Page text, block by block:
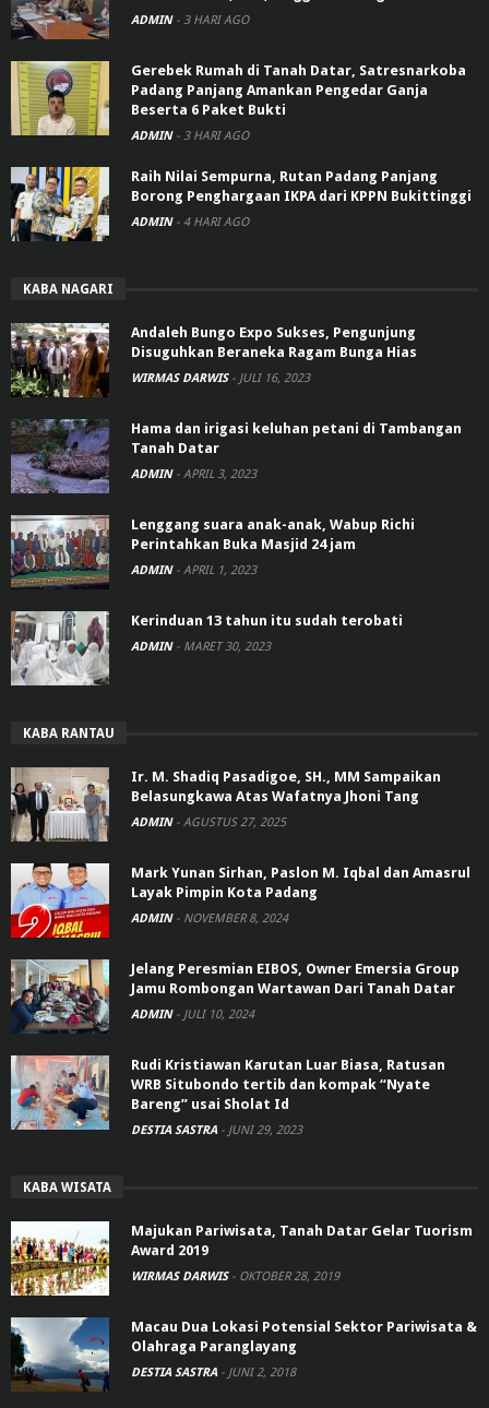
ADMIN - 3 HARI AGO
Gerebek Rumah di Tanah Datar, Satresnarkoba
Padang Panjang Amankan Pengedar Ganja
Beserta 6 Paket Bukti
ADMIN - 3 HARI AGO
Raih Nilai Sempurna, Rutan Padang Panjang
Borong Penghargaan IKPA dari KPPN Bukittinggi
ADMIN - 4 HARI AGO
KABA NAGARI
Andaleh Bungo Expo Sukses, Pengunjung
Disuguhkan Beraneka Ragam Bunga Hias
WIRMAS DARWIS - JULI 16, 2023
Hama dan irigasi keluhan petani di Tambangan
Tanah Datar
ADMIN - APRIL 3, 2023
Lenggang suara anak-anak, Wabup Richi
Perintahkan Buka Masjid 24 jam
ADMIN - APRIL 1, 2023
Kerinduan 13 tahun itu sudah terobati
ADMIN - MARET 30, 2023
KABA RANTAU
Ir. M. Shadiq Pasadigoe, SH., MM Sampaikan
Belasungkawa Atas Wafatnya Jhoni Tang
ADMIN - AGUSTUS 27, 2025
Mark Yunan Sirhan, Paslon M. Iqbal dan Amasrul
Layak Pimpin Kota Padang
ADMIN - NOVEMBER 8, 2024
Jelang Peresmian EIBOS, Owner Emersia Group
Jamu Rombongan Wartawan Dari Tanah Datar
ADMIN - JULI 10, 2024
Rudi Kristiawan Karutan Luar Biasa, Ratusan
WRB Situbondo tertib dan kompak “Nyate
Bareng” usai Sholat Id
DESTIA SASTRA - JUNI 29, 2023
KABA WISATA
Majukan Pariwisata, Tanah Datar Gelar Tuorism
Award 2019
WIRMAS DARWIS - OKTOBER 28, 2019
Macau Dua Lokasi Potensial Sektor Pariwisata &
Olahraga Paranglayang
DESTIA SASTRA - JUNI 2, 2018